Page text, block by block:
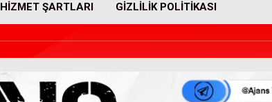
HIZMET ŞARTLARI GIZLILIK POLITIKASI